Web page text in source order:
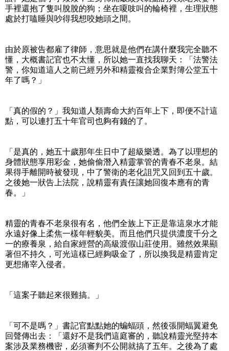
手裡還抱了隻叫脫脫的狗；坐在嗄吱叫的輪椅裡，生理狀態
處於打嗑睡與吵得我想咬她頭之間。
由於原被告都雇了律師，意思就是他們在講什麼我完全聽不
懂，大概書記官也不太懂，所以她一直找我聊天：「法警法
警，你知道這人之前已經另外和精靈複合企業對簿公堂五十
年了嗎？」
「真的假的？」我知道人類壽命大約百年上下，即便不計這
點，可以連打五十年官司也夠有錢的了。
「是真的，她五十歲那年生日中了超級樂透。為了以理想的
身體狀態享用彩金，她偷偷潛入精靈掌管的青春不老泉。結
果得手離開時被發現，中了警衛的老化詛咒又回到五十歲。
之後她一狀告上法院，說精靈有責任讓她回復本應有的青
春。」
精靈的青春不老泉很有名，他們全族上下正是靠這泉水才能
永遠好像上柔焦一樣年輕貌美。而且他們只提供濃度千分之
一的療養泉，給自家經營的高級渡假山莊使用。雖然效果顯
著但不持久，可光這樣已經夠吸金了，所以換我是精靈肯定
更想痛宰入侵者。
「這案子聽起來很難搞。」
「可不是嗎？」書記官點點她的蝙蝠頭，然後張開蝠翼避免
回聲傳出去：「還好不是我們這庭審的，聽說精靈光堅持本
案涉及業務機密，必須審判不公開就搞了五年。之後為了處